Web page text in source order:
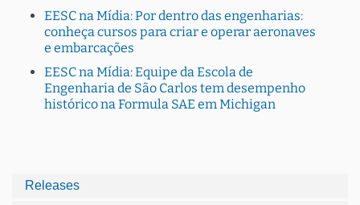
EESC na Mídia: Por dentro das engenharias:
conheça cursos para criar e operar aeronaves
e embarcações
EESC na Mídia: Equipe da Escola de
Engenharia de São Carlos tem desempenho
histórico na Formula SAE em Michigan
Releases